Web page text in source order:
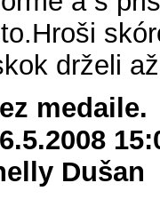
drželi
medaile.
Dušan